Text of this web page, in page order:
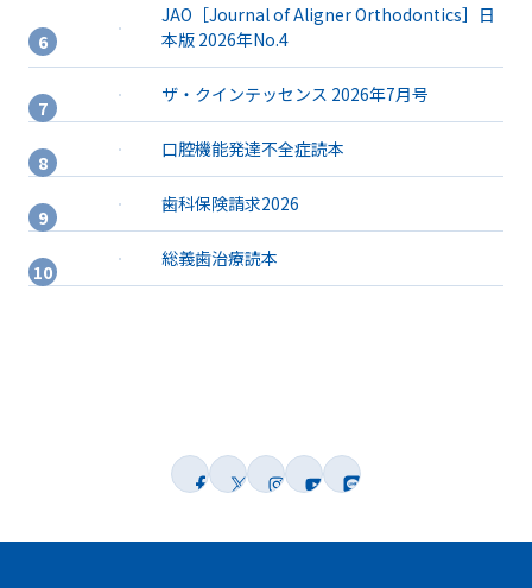
JAO［Journal of Aligner Orthodontics］日
本版 2026年No.4
ザ・クインテッセンス 2026年7月号
口腔機能発達不全症読本
歯科保険請求2026
総義歯治療読本